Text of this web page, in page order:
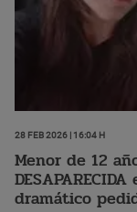
28 Feb 2026 | 16:04 h
Menor de 12
dramático